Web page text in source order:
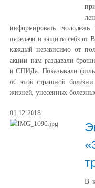
информировать
передачи и защиты себя от
каждый независимо от
акции нам раздавали
и СПИДа. Показывали
об этой страшной
жизней, унесенных
01.12.2018
В